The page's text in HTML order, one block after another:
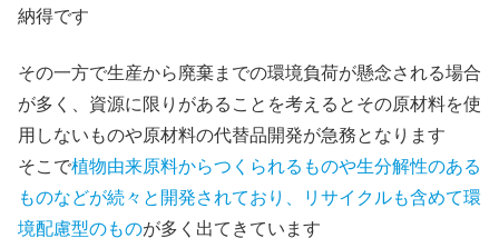
納得です
その一方で生産から廃棄までの環境負荷が懸念される場合
が多く、資源に限りがあることを考えるとその原材料を使
用しないものや原材料の代替品開発が急務となります
そこで植物由来原料からつくられるものや生分解性のある
ものなどが続々と開発されており、リサイクルも含めて環
境配慮型のものが多く出てきています